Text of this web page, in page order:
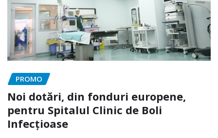
PROMO
Noi dotări, din fonduri europene,
pentru Spitalul Clinic de Boli
Infecțioase